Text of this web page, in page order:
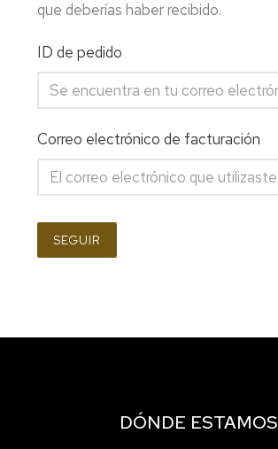
que deberías haber recibido.
ID de pedido
Correo electrónico de facturación
SEGUIR
DÓNDE ESTAMOS